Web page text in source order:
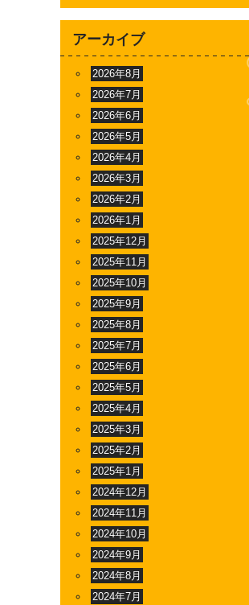
アーカイブ
2026年8月
2026年7月
2026年6月
2026年5月
2026年4月
2026年3月
2026年2月
2026年1月
2025年12月
2025年11月
2025年10月
2025年9月
2025年8月
2025年7月
2025年6月
2025年5月
2025年4月
2025年3月
2025年2月
2025年1月
2024年12月
2024年11月
2024年10月
2024年9月
2024年8月
2024年7月